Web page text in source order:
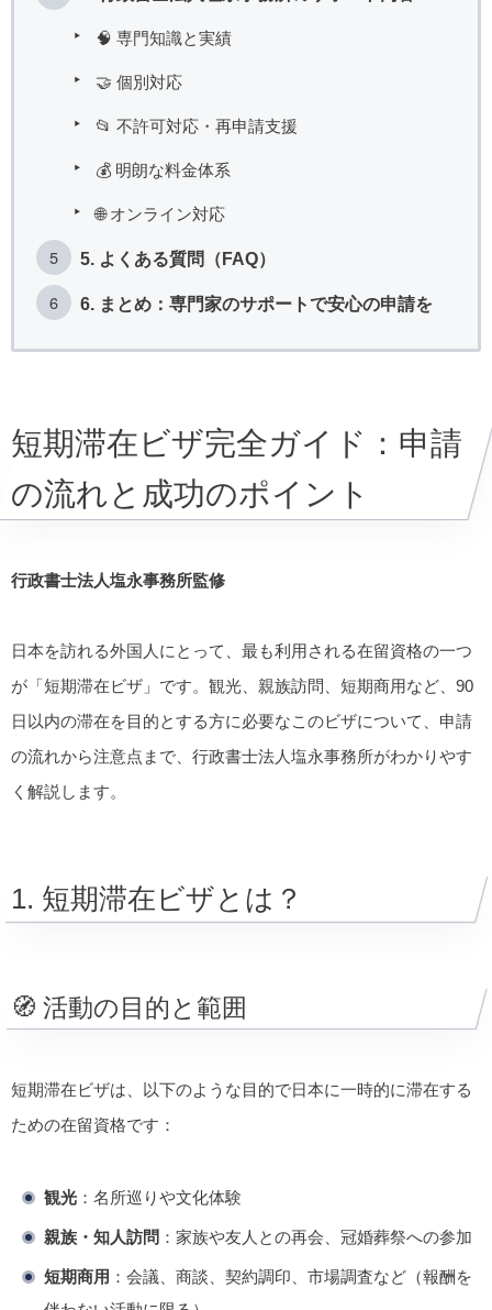
🧠 専門知識と実績
🤝 個別対応
📂 不許可対応・再申請支援
💰 明朗な料金体系
🌐 オンライン対応
5. よくある質問（FAQ）
6. まとめ：専門家のサポートで安心の申請を
短期滞在ビザ完全ガイド：申請
の流れと成功のポイント
行政書士法人塩永事務所監修
日本を訪れる外国人にとって、最も利用される在留資格の一つ
が「短期滞在ビザ」です。観光、親族訪問、短期商用など、90
日以内の滞在を目的とする方に必要なこのビザについて、申請
の流れから注意点まで、行政書士法人塩永事務所がわかりやす
く解説します。
1. 短期滞在ビザとは？
🧭 活動の目的と範囲
短期滞在ビザは、以下のような目的で日本に一時的に滞在する
ための在留資格です：
観光 ：名所巡りや文化体験
親族・知人訪問 ：家族や友人との再会、冠婚葬祭への参加
短期商用 ：会議、商談、契約調印、市場調査など（報酬を